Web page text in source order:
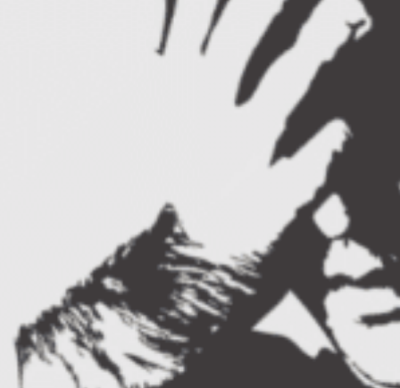
Veniti cu intrebarile pregatite. :)
Alexandru este licentiat in psihologie. Este
speaker motivational, marketer si autor.
cunoasterea de sine, relatiile intre sexe,
hipnoza indirecta, tacticile de persuasiune
Ne vedem luni, 21 septembrie, in
biblioteca din sediul British Council
Romania(Calea Dorobantilor nr. 14, vizavi
de ASE-Cibernetica). Vom incepe la ora
18:00 fix, asa ca va rugam sa veniti din timp
(10-15 minute inainte). Intalnirea dureaza
aproximativ o ora si 30 de minute, maxim o
ora si 45 de minute. Locurile sunt limitate la
20 de participanti (primii care se inscriu).